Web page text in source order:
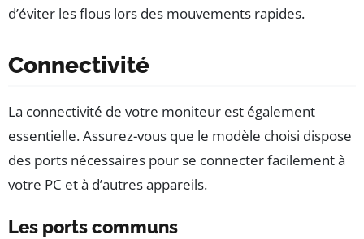
d’éviter les flous lors des mouvements rapides.
Connectivité
La connectivité de votre moniteur est également
essentielle. Assurez-vous que le modèle choisi dispose
des ports nécessaires pour se connecter facilement à
votre PC et à d’autres appareils.
Les ports communs